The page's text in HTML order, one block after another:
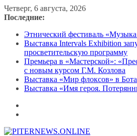
Перейти
к
Четверг, 6 августа, 2026
Последние:
Этнический фестиваль
Выставка Intervals Exhibition
просветительскую программу
Премьера в «Мастерской»:
с новым курсом Г.М. Козлова
Выставка «Мир флоксов» в
Выставка «Имя героя.